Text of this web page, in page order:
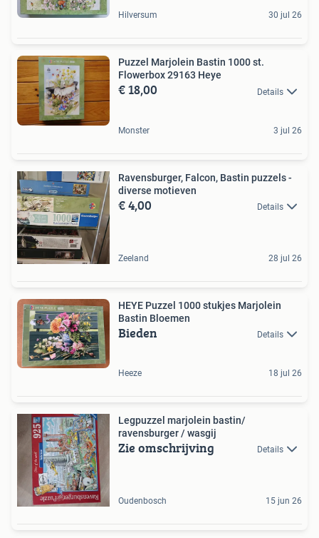
Hilversum 30 jul 26
Puzzel Marjolein Bastin 1000 st.
Flowerbox 29163 Heye
€ 18,00 Details
Monster 3 jul 26
Ravensburger, Falcon, Bastin puzzels -
diverse motieven
€ 4,00 Details
Zeeland 28 jul 26
HEYE Puzzel 1000 stukjes Marjolein
Bastin Bloemen
Bieden Details
Heeze 18 jul 26
Legpuzzel marjolein bastin/
ravensburger / wasgij
Zie omschrijving Details
Oudenbosch 15 jun 26